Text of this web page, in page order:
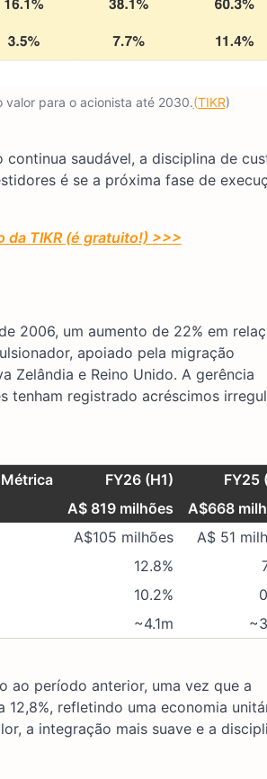
valor para o acionista até 2030.(TIKR)
saudável, a disciplina de
é se a próxima fase de
da TIKR (é gratuito!) >>>
2006, um aumento de 22% em
apoiado pela migração
Zelândia e Reino Unido. A gerência
tenham registrado acréscimos
Métrica FY26 (H1)
FY25
A$ 819 milhões
A$668
A$105 milhões
A$ 51
12.8%
10.2%
~4.1m
ao período anterior, uma vez que a
refletindo uma economia
a integração mais suave e a